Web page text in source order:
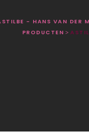
- HANS VAN DER
PRODUCTEN >